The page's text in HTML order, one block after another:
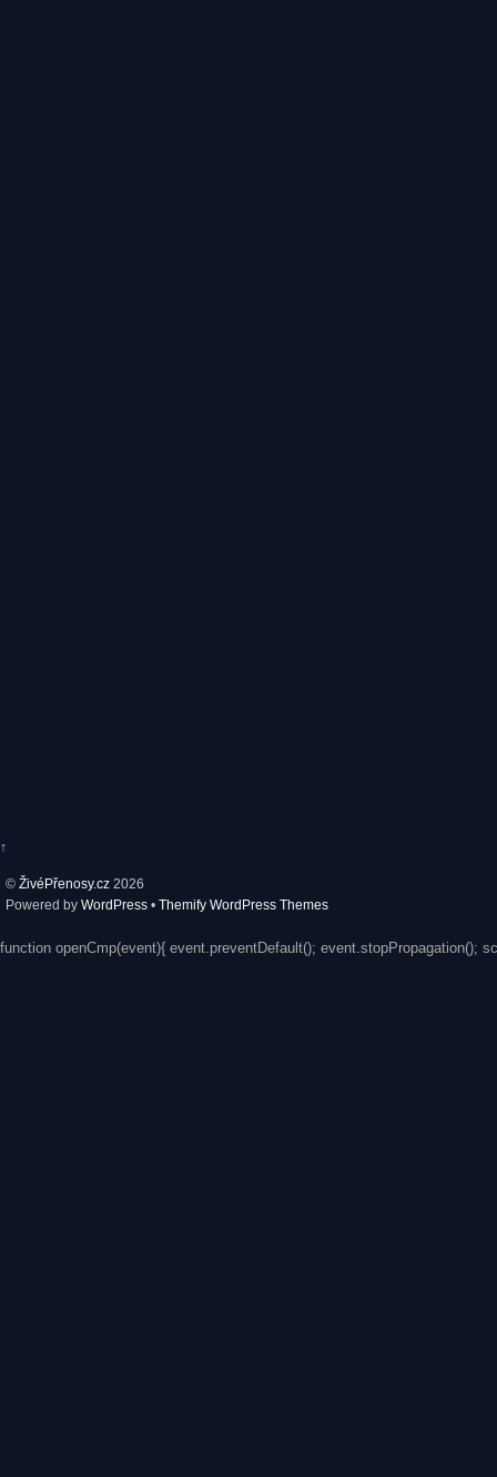
↑
© ŽivéPřenosy.cz 2026
Powered by WordPress • Themify WordPress Themes
function openCmp(event){ event.preventDefault(); event.stopPropagation();